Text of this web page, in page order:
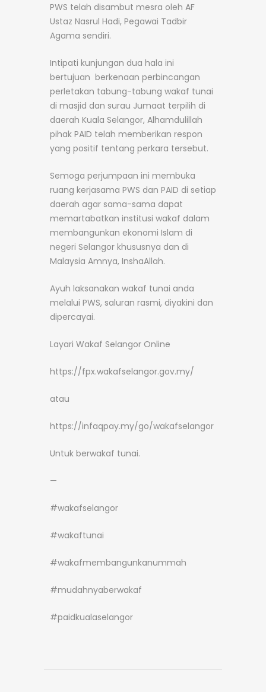
PWS telah disambut mesra oleh AF
Ustaz Nasrul Hadi, Pegawai Tadbir
Agama sendiri.
Intipati kunjungan dua hala ini
bertujuan berkenaan perbincangan
perletakan tabung-tabung wakaf tunai
di masjid dan surau Jumaat terpilih di
daerah Kuala Selangor, Alhamdulillah
pihak PAID telah memberikan respon
yang positif tentang perkara tersebut.
Semoga perjumpaan ini membuka
ruang kerjasama PWS dan PAID di setiap
daerah agar sama-sama dapat
memartabatkan institusi wakaf dalam
membangunkan ekonomi Islam di
negeri Selangor khususnya dan di
Malaysia Amnya, InshaAllah.
Ayuh laksanakan wakaf tunai anda
melalui PWS, saluran rasmi, diyakini dan
dipercayai.
Layari Wakaf Selangor Online
https://fpx.wakafselangor.gov.my/
atau
https://infaqpay.my/go/wakafselangor
Untuk berwakaf tunai.
—
#wakafselangor
#wakaftunai
#wakafmembangunkanummah
#mudahnyaberwakaf
#paidkualaselangor